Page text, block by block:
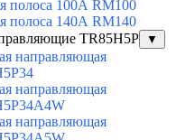
полоса 100А RM100
полоса 140А RM140
TR85H5P
▼
направляющая
направляющая
направляющая